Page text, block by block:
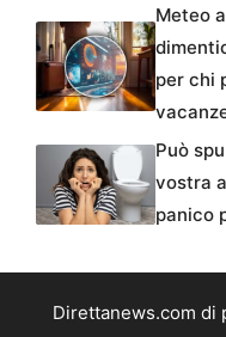
Meteo
per chi
Può
vostra
panico
Direttanews.com di